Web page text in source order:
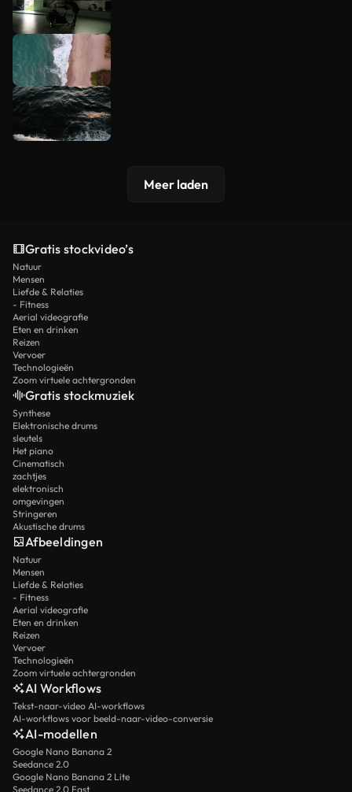
Meer laden
Gratis stockvideo’s
Natuur
Mensen
Liefde & Relaties
- Fitness
Aerial videografie
Eten en drinken
Reizen
Vervoer
Technologieën
Zoom virtuele achtergronden
Gratis stockmuziek
Synthese
Elektronische drums
sleutels
Het piano
Cinematisch
zachtjes
elektronisch
omgevingen
Stringeren
Akustische drums
Afbeeldingen
Natuur
Mensen
Liefde & Relaties
- Fitness
Aerial videografie
Eten en drinken
Reizen
Vervoer
Technologieën
Zoom virtuele achtergronden
AI Workflows
Tekst-naar-video AI-workflows
AI-workflows voor beeld-naar-video-conversie
AI-modellen
Google Nano Banana 2
Seedance 2.0
Google Nano Banana 2 Lite
Seedance 2.0 Fast